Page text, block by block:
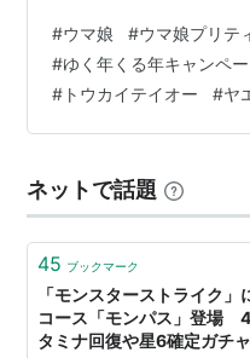
鳥版テイオーのみ。 こい
`) 気を取り直してサポカ
かナイスネイチャが欲し
らは確定枠のヤエノムテ
え…
#ウマ娘 #ウマ娘プリテ
#ゆく年くる年キャンペ
# トウカイテイオー #ヤ
ネットで話題
45 ブックマーク
「モンスターストライク」
コース「モンパス」登場
タミナ回復や星6確定ガチ